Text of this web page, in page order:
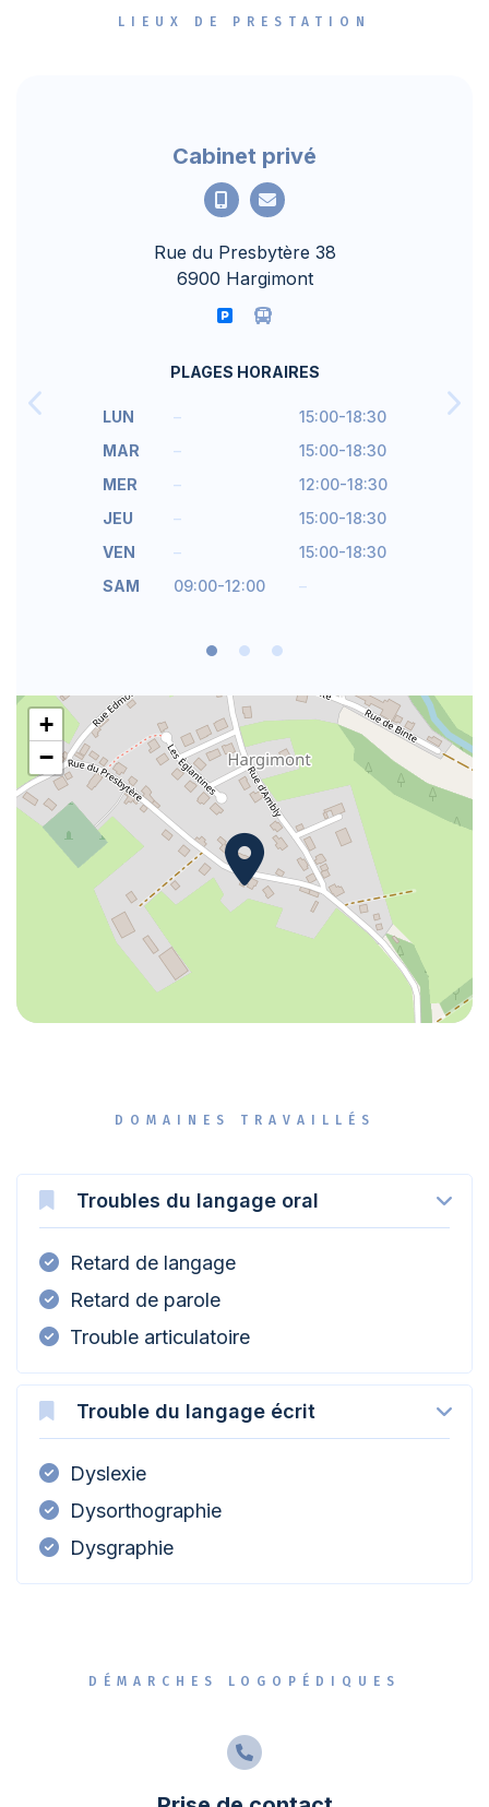
LIEUX DE PRESTATION
Cabinet privé
Rue du Presbytère 38
6900 Hargimont
PLAGES HORAIRES
LUN –
15:00-18:30
MAR
–
15:00-18:30
MER
–
12:00-18:30
JEU
–
15:00-18:30
VEN
–
15:00-18:30
SAM
09:00-12:00 –
+
−
DOMAINES TRAVAILLÉS
Troubles du langage oral
Retard de langage
Retard de parole
Trouble articulatoire
Trouble du langage écrit
Dyslexie
Dysorthographie
Dysgraphie
DÉMARCHES LOGOPÉDIQUES